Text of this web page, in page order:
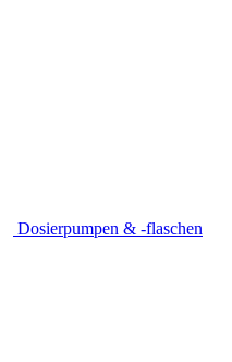
Dosierpumpen & -flaschen